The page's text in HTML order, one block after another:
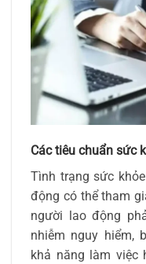
Các tiêu chuẩn sức
Tình trạng sức
động có thể tham
người lao động
nhiễm nguy hiểm,
khả năng làm việc